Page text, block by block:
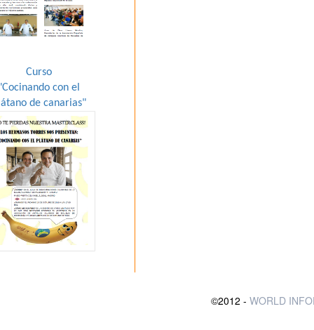
Curso
con el
de canarias"
©2012 - WORLD